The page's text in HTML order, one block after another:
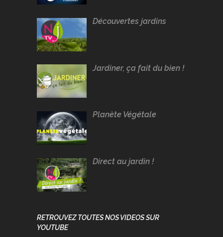
Découvertes jardins
Jardiner, ça fait du bien !
Planète Végétale
Direct au jardin !
RETROUVEZ TOUTES NOS VIDEOS SUR
YOUTUBE